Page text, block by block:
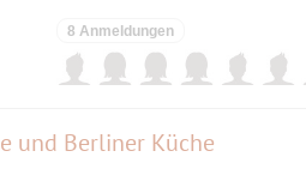
8 Anmeldungen
und Berliner Küche